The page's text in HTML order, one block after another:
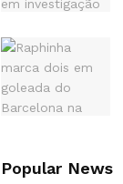
Popular News